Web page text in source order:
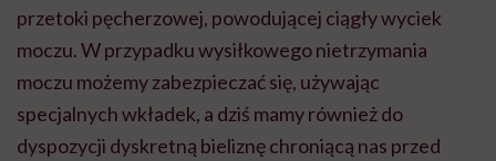
przetoki pęcherzowej, powodującej ciągły wyciek
moczu. W przypadku wysiłkowego nietrzymania
moczu możemy zabezpieczać się, używając
specjalnych wkładek, a dziś mamy również do
dyspozycji dyskretną bieliznę chroniącą nas przed